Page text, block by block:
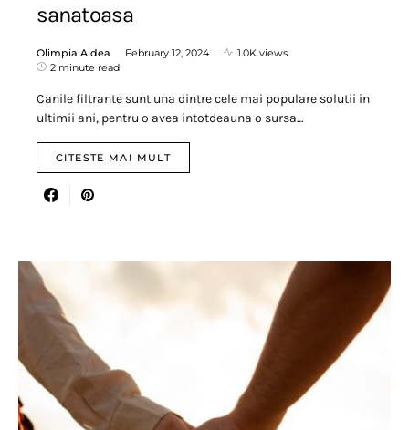
sanatoasa
Olimpia Aldea February 12, 2024
1.0K views
2 minute read
Canile filtrante sunt una dintre cele mai populare solutii in
ultimii ani, pentru o avea intotdeauna o sursa…
CITESTE MAI MULT